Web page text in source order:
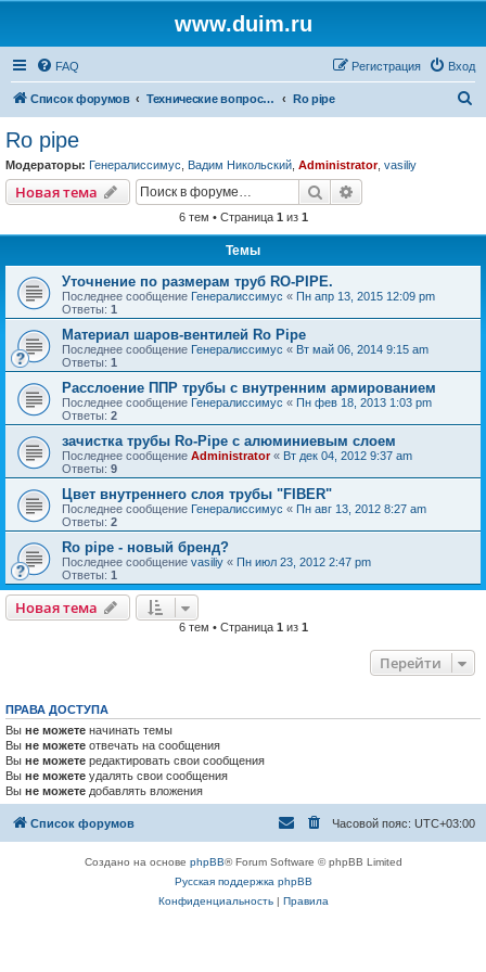
www.duim.ru
FAQ Вход
Регистрация
Список форумов Технические вопросы (по производителям и брендам) Ro pipe
Ro pipe
Модераторы: Генералиссимус Вадим Никольский Administrator, vasiliy
Новая тема Поиск
6 тем • Страница 1 из 1
Темы
Уточнение по размерам труб RO-PIPE.
Последнее сообщение Генералиссимус « Пн апр 13, 2015 12:09 pm
Ответы: 1
Материал шаров-вентилей Ro Pipe
Последнее сообщение Генералиссимус « Вт май 06, 2014 9:15 am
Ответы: 1
Расслоение ППР трубы с внутренним армированием
Последнее сообщение Генералиссимус « Пн фев 18, 2013 1:03 pm
Ответы: 2
зачистка трубы Ro-Pipe с алюминиевым слоем
Последнее сообщение Administrator« Вт дек 04, 2012 9:37 am
Ответы: 9
Цвет внутреннего слоя трубы "FIBER"
Последнее сообщение Генералиссимус « Пн авг 13, 2012 8:27 am
Ответы: 2
Ro pipe - новый бренд?
Последнее сообщение vasiliy « Пн июл 23, 2012 2:47 pm
Ответы: 1
Новая тема
6 тем • Страница 1 из 1
Перейти
ПРАВА ДОСТУПА
Вы не можете начинать темы
Вы не можете отвечать на сообщения
Вы не можете редактировать свои сообщения
Вы не можете удалять свои сообщения
Вы не можете добавлять вложения
Список форумов Часовой пояс: UTC+03:00
Создано на основе phpBB® Forum Software © phpBB Limited
Русская поддержка phpBB
Конфиденциальность| Правила